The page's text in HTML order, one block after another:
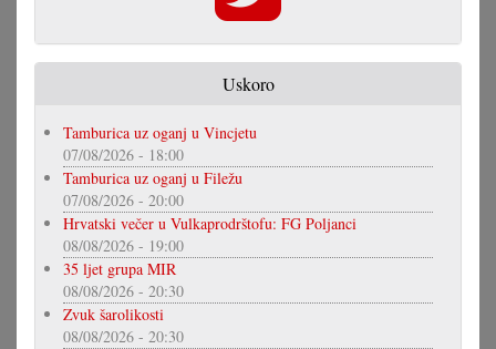
Uskoro
Tamburica uz oganj u Vincjetu
07/08/2026 - 18:00
Tamburica uz oganj u Filežu
07/08/2026 - 20:00
Hrvatski večer u Vulkaprodrštofu: FG Poljanci
08/08/2026 - 19:00
35 ljet grupa MIR
08/08/2026 - 20:30
Zvuk šarolikosti
08/08/2026 - 20:30